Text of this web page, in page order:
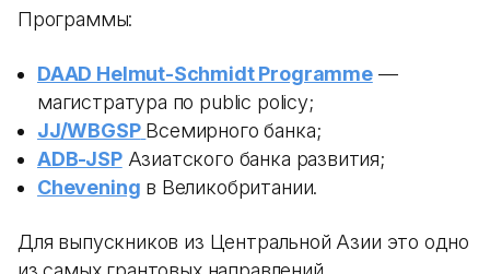
Программы:
DAAD Helmut-Schmidt Programme—
магистратура по public policy;
JJ/WBGSP Всемирного банка;
ADB-JSPАзиатского банка развития;
Chevening в Великобритании.
Для выпускников из Центральной Азии это одно